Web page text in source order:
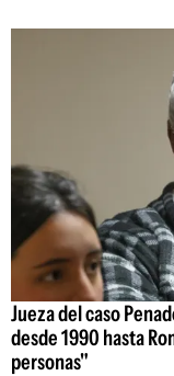
Jueza del caso
desde 1990 hasta
personas"